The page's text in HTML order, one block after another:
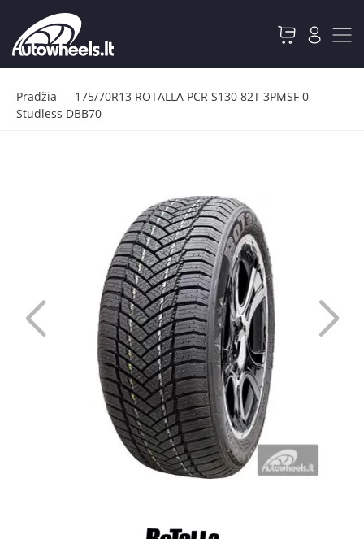
Pradžia — 175/70R13 ROTALLA PCR S130 82T 3PMSF 0
Studless DBB70